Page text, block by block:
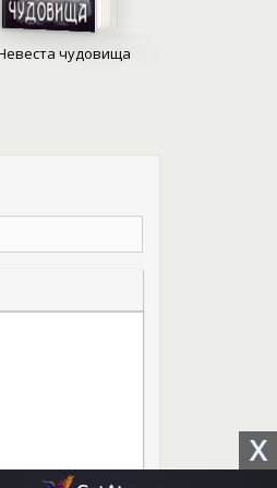
любви –
и честного,
Она мечтала
тепло, а не жизнь
прежде им
взрастить
её
чудовища
X